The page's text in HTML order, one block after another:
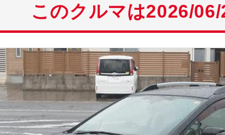
このクルマは2026/